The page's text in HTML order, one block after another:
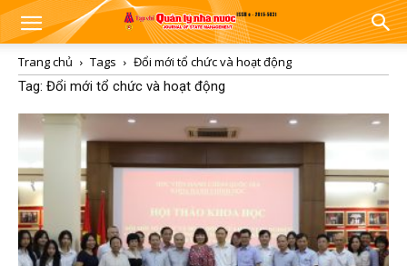
Trang chủ Tags
Đổi mới tổ chức và hoạt động
Tag: Đổi mới tổ chức và hoạt động